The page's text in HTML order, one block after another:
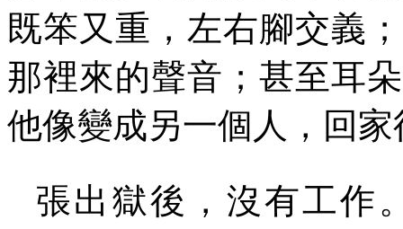
既笨又重，左右腳交義
那裡來的聲音；甚至耳
他像變成另一個人，回
張出獄後，沒有工作